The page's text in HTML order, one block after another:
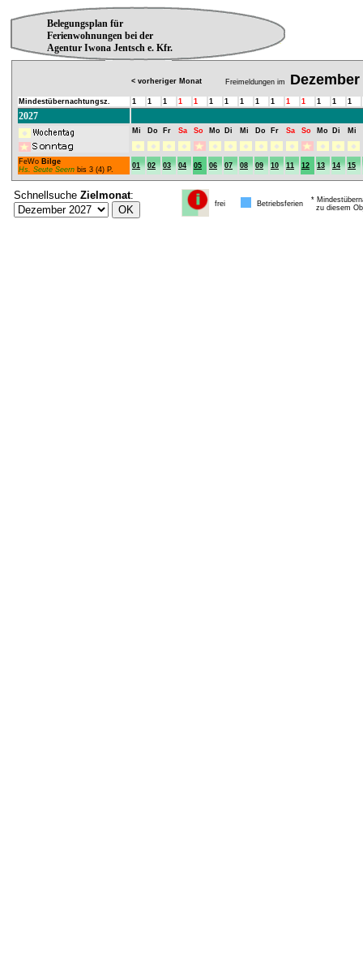
Belegungsplan für
Ferienwohnungen bei der
Agentur Iwona Jentsch e. Kfr.
< vorheriger Monat Freimeldungen im Dezember
Mindestübernachtungsz. 1 1 1 1 1 1 1 1 1 1 1 1 1 1 1
2027
Mi Do Fr Sa So Mo Di Mi Do Fr Sa So Mo Di Mi
FeWo Bilge
Hs. Seute Seern bis 3 (4) P. 01 02 03 04 05 06 07 08 09 10 11 12 13 14 15
Schnellsuche Zielmonat:
frei Betriebsferien
*
zu diesem